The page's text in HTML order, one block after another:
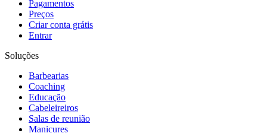
Pagamentos
Preços
Criar conta grátis
Entrar
Soluções
Barbearias
Coaching
Educação
Cabeleireiros
Salas de reunião
Manicures